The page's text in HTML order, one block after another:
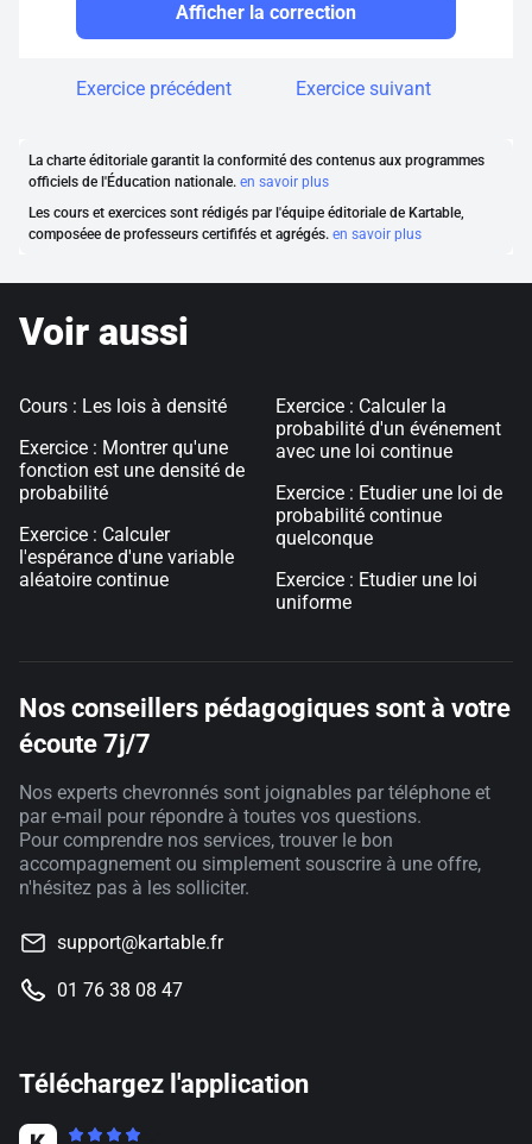
Afficher la correction
Exercice précédent Exercice suivant
La charte éditoriale garantit la conformité des contenus aux programmes
officiels de l'Éducation nationale. en savoir plus
Les cours et exercices sont rédigés par l'équipe éditoriale de Kartable,
composéee de professeurs certififés et agrégés. en savoir plus
Voir aussi
Cours : Les lois à densité
Exercice : Montrer qu'une
fonction est une densité de
probabilité
Exercice : Calculer
l'espérance d'une variable
aléatoire continue
Exercice : Calculer la
probabilité d'un événement
avec une loi continue
Exercice : Etudier une loi de
probabilité continue
quelconque
Exercice : Etudier une loi
uniforme
Nos conseillers pédagogiques sont à votre
écoute 7j/7
Nos experts chevronnés sont joignables par téléphone et
par e-mail pour répondre à toutes vos questions.
Pour comprendre nos services, trouver le bon
accompagnement ou simplement souscrire à une offre,
n'hésitez pas à les solliciter.
support@kartable.fr
01 76 38 08 47
Téléchargez l'application